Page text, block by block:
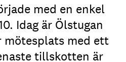
med en enkel
Idag är Ölstugan
mötesplats med ett
tillskotten är